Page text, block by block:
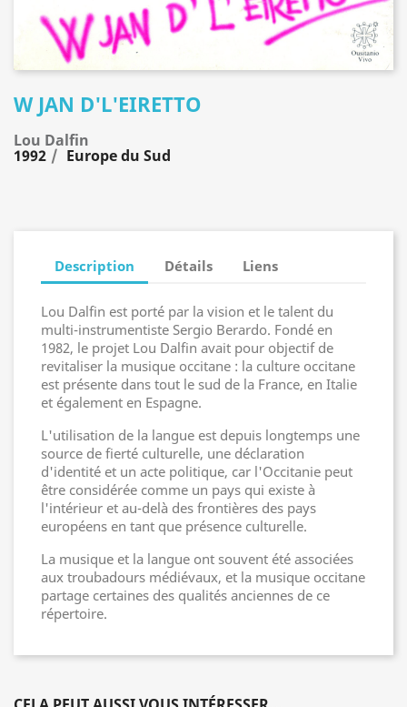
W JAN D'L'EIRETTO
Lou Dalfin
1992 Europe du Sud
Description Détails Liens
Lou Dalfin est porté par la vision et le talent du
multi-instrumentiste Sergio Berardo. Fondé en
1982, le projet Lou Dalfin avait pour objectif de
revitaliser la musique occitane : la culture occitane
est présente dans tout le sud de la France, en Italie
et également en Espagne.
L'utilisation de la langue est depuis longtemps une
source de fierté culturelle, une déclaration
d'identité et un acte politique, car l'Occitanie peut
être considérée comme un pays qui existe à
l'intérieur et au-delà des frontières des pays
européens en tant que présence culturelle.
La musique et la langue ont souvent été associées
aux troubadours médiévaux, et la musique occitane
partage certaines des qualités anciennes de ce
répertoire.